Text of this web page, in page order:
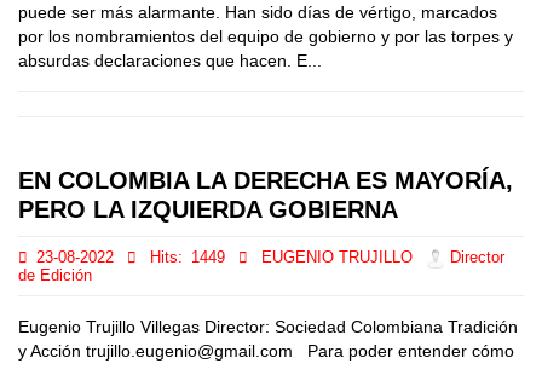
puede ser más alarmante. Han sido días de vértigo, marcados
por los nombramientos del equipo de gobierno y por las torpes y
absurdas declaraciones que hacen. E...
EN COLOMBIA LA DERECHA ES MAYORÍA,
PERO LA IZQUIERDA GOBIERNA
23-08-2022 Hits: 1449 EUGENIO TRUJILLO
Director
de Edición
Eugenio Trujillo Villegas Director: Sociedad Colombiana Tradición
y Acción trujillo.eugenio@gmail.com Para poder entender cómo